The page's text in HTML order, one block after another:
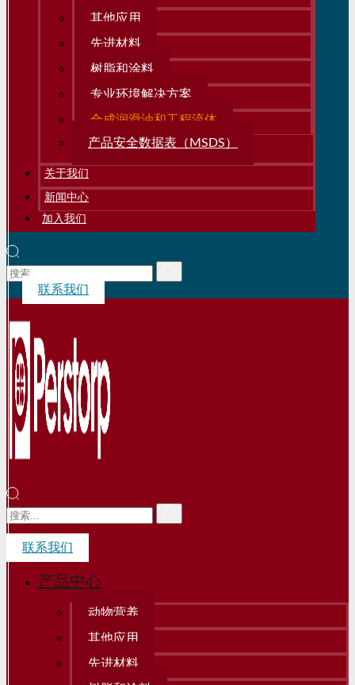
其他应用
先进材料
树脂和涂料
专业环境解决方案
合成润滑油和工程流体
产品安全数据表（MSDS）
关于我们
新闻中心
加入我们
联系我们
联系我们
产品中心
动物营养
其他应用
先进材料